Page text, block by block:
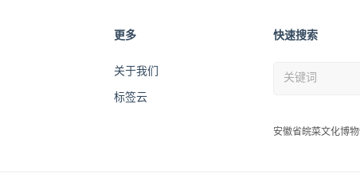
更多
关于我们
标签云
快速搜索
安徽省皖菜文化博